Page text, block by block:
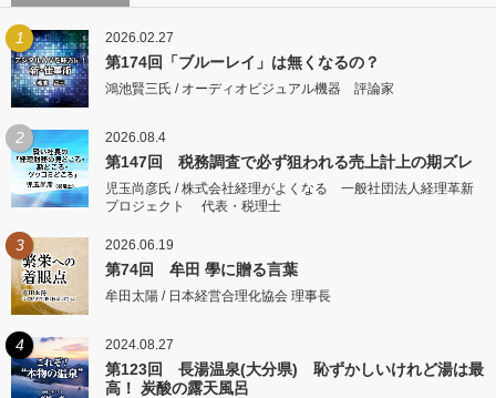
1 2026.02.27
第174回「ブルーレイ」は無くなるの？
鴻池賢三氏 / オーディオビジュアル機器 評論家
2 2026.08.4
第147回 税務調査で必ず狙われる売上計上の期ズレ
児玉尚彦氏 / 株式会社経理がよくなる 一般社団法人経理革新
プロジェクト 代表・税理士
3 2026.06.19
第74回 牟田 學に贈る言葉
牟田太陽 / 日本経営合理化協会 理事長
4 2024.08.27
第123回 長湯温泉(大分県) 恥ずかしいけれど湯は最
高！ 炭酸の露天風呂